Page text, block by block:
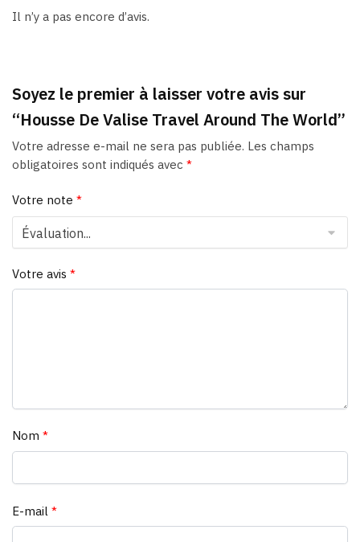
Il n’y a pas encore d’avis.
Soyez le premier à laisser votre avis sur
“Housse De Valise Travel Around The World”
Votre adresse e-mail ne sera pas publiée. Les champs
obligatoires sont indiqués avec *
Votre note *
Votre avis *
Nom *
E-mail *